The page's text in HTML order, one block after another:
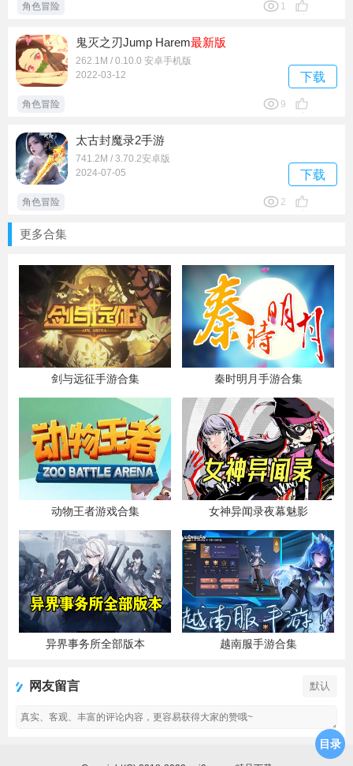
角色冒险 1
鬼灭之刃Jump Harem最新版
262.1M / 0.10.0 安卓手机版
2022-03-12
下载
角色冒险 9
太古封魔录2手游
741.2M / 3.70.2安卓版
2024-07-05
下载
角色冒险 2
更多合集
剑与远征手游合集 秦时明月手游合集
动物王者游戏合集 女神异闻录夜幕魅影
异界事务所全部版本 越南服手游合集
网友留言 默认
目录